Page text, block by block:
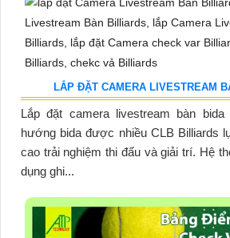
LẮP ĐẶT CAMERA LIVESTREAM
Lắp đặt camera livestream bàn
hướng bida được nhiều CLB Billiards
cao trải nghiệm thi đấu và giải trí. Hệ
dụng ghi...